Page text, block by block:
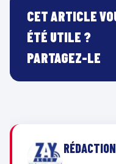
CET ARTICLE
ÉTÉ UTILE ?
PARTAGEZ-LE